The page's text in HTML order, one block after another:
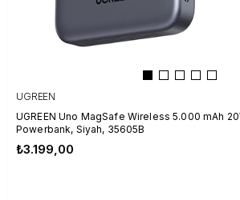
UGREEN
UGREEN Uno MagSafe Wireless 5.000 mAh
Powerbank, Siyah, 35605B
₺3.199,00